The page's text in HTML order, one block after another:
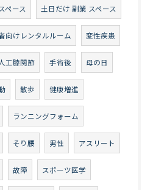
ペース 土日だけ 副業 スペース
向けレンタルルーム 変性疾患
人工膝関節 手術後 母の日
散歩 健康増進
ランニングフォーム
そり腰 男性 アスリート
故障 スポーツ医学